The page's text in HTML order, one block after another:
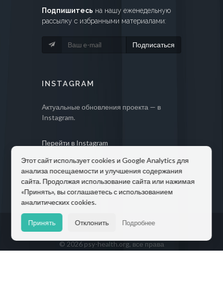
Подпишитесь на нашу еженедельную
рассылку с избранными материалами:
Подписаться
INSTAGRAM
Актуальные обновления проекта — в
Instagram.
Перейти в Instagram
© 2026 psy-health.org, все права
Этот сайт использует cookies и Google Analytics для
анализа посещаемости и улучшения содержания
сайта. Продолжая использование сайта или нажимая
«Принять», вы соглашаетесь с использованием
аналитических cookies.
Принять Отклонить Подробнее